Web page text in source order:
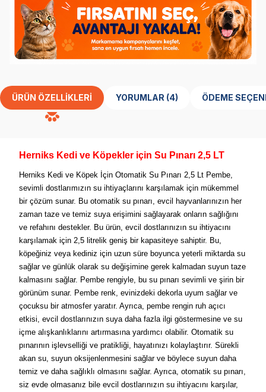
ÜRÜN ÖZELLIKLERI YORUMLAR (4) ÖDEME
Herniks Kedi ve Köpekler için Su Pınarı 2,5 LT
Herniks Kedi ve Köpek İçin Otomatik Su Pınarı 2,5 Lt Pembe,
sevimli dostlarımızın su ihtiyaçlarını karşılamak için mükemmel
bir çözüm sunar. Bu otomatik su pınarı, evcil hayvanlarınızın her
zaman taze ve temiz suya erişimini sağlayarak onların sağlığını
ve refahını destekler. Bu ürün, evcil dostlarınızın su ihtiyacını
karşılamak için 2,5 litrelik geniş bir kapasiteye sahiptir. Bu,
köpeğiniz veya kediniz için uzun süre boyunca yeterli miktarda su
sağlar ve günlük olarak su değişimine gerek kalmadan suyun taze
kalmasını sağlar. Pembe rengiyle, bu su pınarı sevimli ve şirin bir
görünüm sunar. Pembe renk, evinizdeki dekorla uyum sağlar ve
çocuksu bir atmosfer yaratır. Ayrıca, pembe rengin ruh açıcı
etkisi, evcil dostlarınızın suya daha fazla ilgi göstermesine ve su
içme alışkanlıklarını artırmasına yardımcı olabilir. Otomatik su
pınarının işlevselliği ve pratikliği, hayatınızı kolaylaştırır. Sürekli
akan su, suyun oksijenlenmesini sağlar ve böylece suyun daha
temiz ve daha sağlıklı olmasını sağlar. Ayrıca, otomatik su pınarı,
siz evde olmasanız bile evcil dostlarınızın su ihtiyacını karşılar,